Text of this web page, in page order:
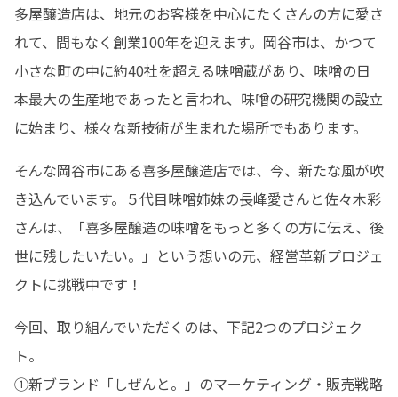
多屋醸造店は、地元のお客様を中心にたくさんの方に愛さ
れて、間もなく創業100年を迎えます。岡谷市は、かつて
小さな町の中に約40社を超える味噌蔵があり、味噌の日
本最大の生産地であったと言われ、味噌の研究機関の設立
に始まり、様々な新技術が生まれた場所でもあります。
そんな岡谷市にある喜多屋醸造店では、今、新たな風が吹
き込んでいます。５代目味噌姉妹の長峰愛さんと佐々木彩
さんは、「喜多屋醸造の味噌をもっと多くの方に伝え、後
世に残したいたい。」という想いの元、経営革新プロジェ
クトに挑戦中です！
今回、取り組んでいただくのは、下記2つのプロジェク
ト。
①新ブランド「しぜんと。」のマーケティング・販売戦略